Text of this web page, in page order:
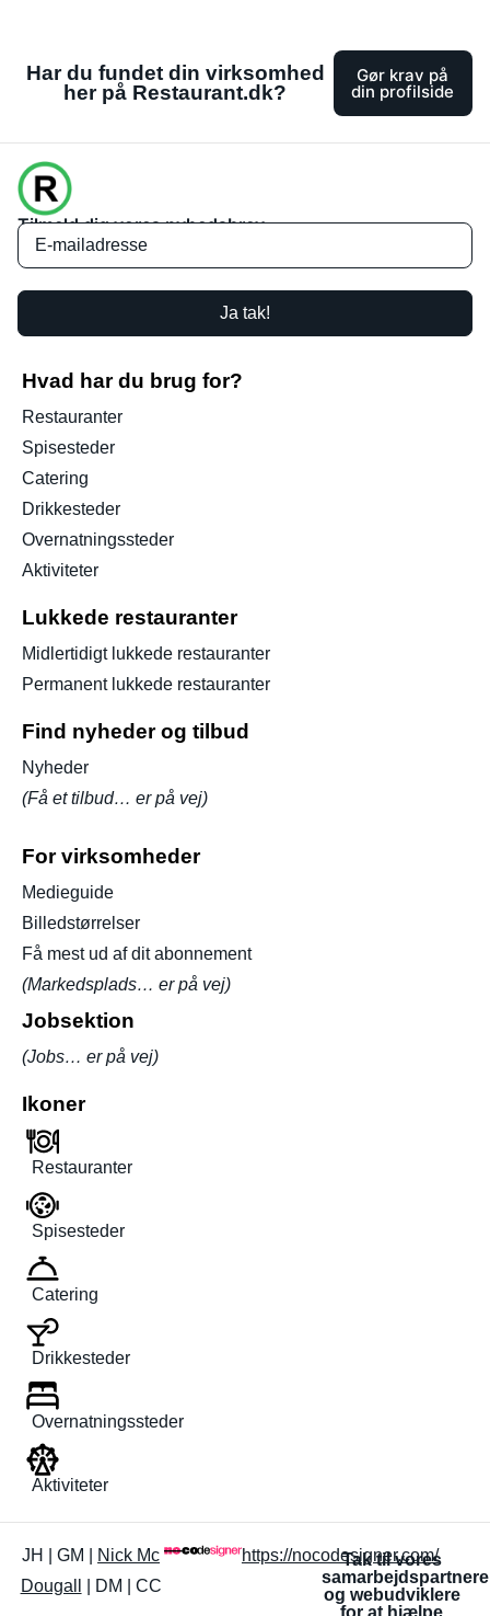
Har du fundet din virksomhed
her på Restaurant.dk?
Gør krav på
din profilside
Tilmeld dig vores nyhedsbrev
Ja tak!
Hvad har du brug for?
Restauranter
Spisesteder
Catering
Drikkesteder
Overnatningssteder
Aktiviteter
Lukkede restauranter
Midlertidigt lukkede restauranter
Permanent lukkede restauranter
Find nyheder og tilbud
Nyheder
(Få et tilbud… er på vej)
For virksomheder
Medieguide
Billedstørrelser
Få mest ud af dit abonnement
(Markedsplads… er på vej)
Jobsektion
(Jobs… er på vej)
Ikoner
Restauranter
Spisesteder
Catering
Drikkesteder
Overnatningssteder
Aktiviteter
Tak til vores
samarbejdspartnere
og webudviklere
for at hjælpe
https://nocodesigner.com/
JH | GM |
Nick Mc
Dougall
| DM | CC